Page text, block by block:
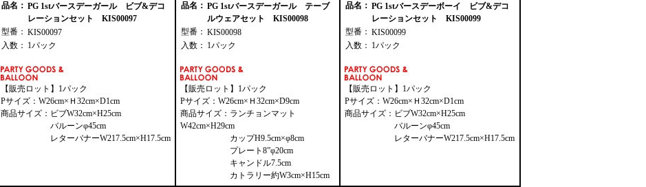
品名： PG 1stバースデーガール ビブ&デコ
レーションセット KIS00097
型番： KIS00097
入数： 1パック
【販売ロット】1パック
Pサイズ：W26cm×Ｈ32cm×D1cm
商品サイズ：ビブW32cm×H25cm
バルーンφ45cm
レターバナーW217.5cm×H17.5cm
品名： PG 1stバースデーガール テーブ
ルウェアセット KIS00098
型番： KIS00098
入数： 1パック
【販売ロット】1パック
Pサイズ：W26cm×Ｈ32cm×D9cm
商品サイズ：ランチョンマット
W42cm×H29cm
カップH9.5cm×φ8cm
プレート8”φ20cm
キャンドル7.5cm
カトラリー約W3cm×H15cm
品名： PG 1stバースデーボーイ ビブ&デコ
レーションセット KIS00099
型番： KIS00099
入数： 1パック
【販売ロット】1パック
Pサイズ：W26cm×Ｈ32cm×D1cm
商品サイズ：ビブW32cm×H25cm
バルーンφ45cm
レターバナーW217.5cm×H17.5cm